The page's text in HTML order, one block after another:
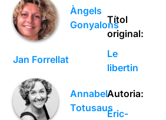
Àngels
Gonyalons
Jan Forrellat
Annabel
Totusaus
Títol
original:
Le
libertin
Autoria:
Eric-